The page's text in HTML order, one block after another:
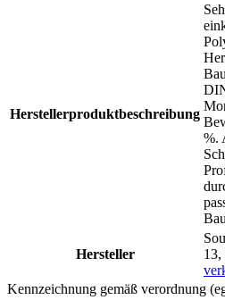
Herstellerproduktbeschreibung
%.
Hersteller
13,
Kennzeichnung gemäß verordnung